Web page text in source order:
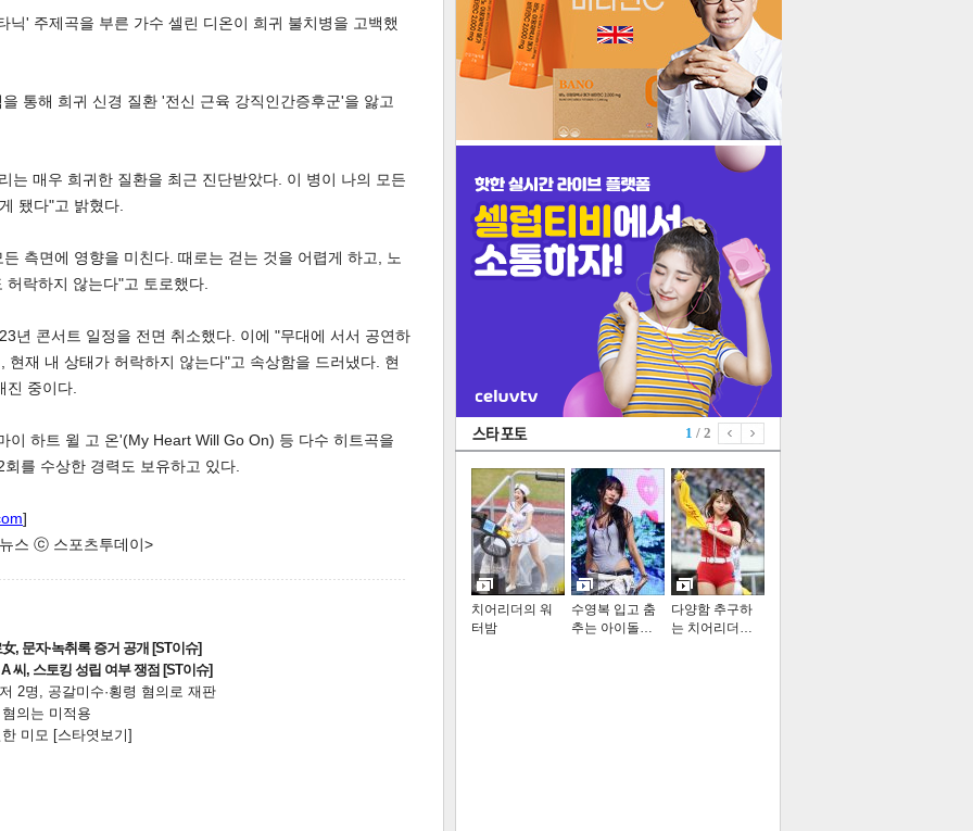
닉' 주제곡을 부른 가수 셀린 디온이 희귀 불치병을 고백했
통해 희귀 신경 질환 '전신 근육 강직인간증후군'을 앓고
는 매우 희귀한 질환을 최근 진단받았다. 이 병이 나의 모든
됐다"고 밝혔다.
측면에 영향을 미친다. 때로는 걷는 것을 어렵게 하고, 노
락하지 않는다"고 토로했다.
년 콘서트 일정을 전면 취소했다. 이에 "무대에 서서 공연하
재 내 상태가 허락하지 않는다"고 속상함을 드러냈다. 현
진 중이다.
이 하트 윌 고 온'(My Heart Will Go On) 등 다수 히트곡을
를 수상한 경력도 보유하고 있다.
]
스 ⓒ 스포츠투데이>
, 문자·녹취록 증거 공개 [ST이슈]
씨, 스토킹 성립 여부 쟁점 [ST이슈]
2명, 공갈미수·횡령 혐의로 재판
의는 미적용
미모 [스타엿보기]
인기포토
1 / 2
치어리더의 워
터밤
수영복 입고 춤
추는 아이돌…
다양함 추구하
는 치어리더…